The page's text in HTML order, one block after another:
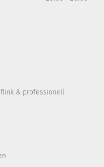
flink & professionell